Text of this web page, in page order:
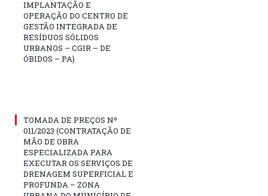
IMPLANTAÇÃO E
OPERAÇÃO DO CENTRO DE
GESTÃO INTEGRADA DE
RESÍDUOS SÓLIDOS
URBANOS – CGIR – DE
ÓBIDOS – PA)
TOMADA DE PREÇOS Nº
011/2023 (CONTRATAÇÃO DE
MÃO DE OBRA
ESPECIALIZADA PARA
EXECUTAR OS SERVIÇOS DE
DRENAGEM SUPERFICIAL E
PROFUNDA – ZONA